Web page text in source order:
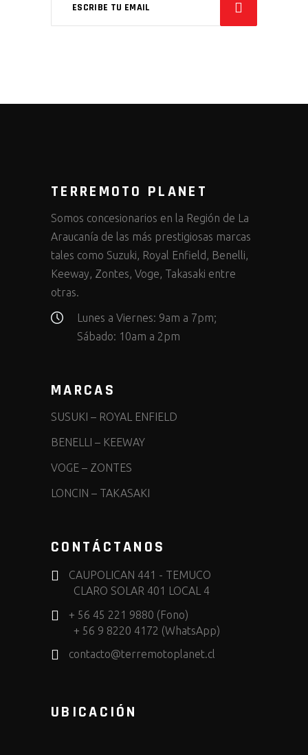
TERREMOTO PLANET
Somos concesionarios en la Región de La
Araucanía de las más prestigiosas marcas
tales como Suzuki, Royal Enfield, Benelli,
Keeway, Zontes, Voge, Takasaki entre
otras.
Lunes a Viernes: 9am a 7pm;
Sábado: 10am a 2pm
MARCAS
SUSUKI – ROYAL ENFIELD
BENELLI – KEEWAY
VOGE – ZONTES
LONCIN – TAKASAKI
CONTÁCTANOS
CAUPOLICAN 441 - TEMUCO
CLARO SOLAR 401 LOCAL 4
+ 56 45 221 9880 (Fono)
+ 56 9 8220 4172 (WhatsApp)
contacto@terremotoplanet.cl
UBICACIÓN